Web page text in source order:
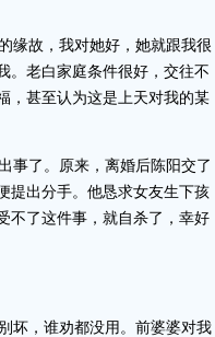
缘故，我对她好，她就跟我很
。老白家庭条件很好，交往不
，甚至认为这是上天对我的某
事了。原来，离婚后陈阳交了
提出分手。他恳求女友生下孩
不了这件事，就自杀了，幸好
坏，谁劝都没用。前婆婆对我